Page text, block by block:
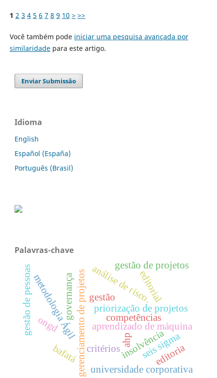
1 2 3 4 5 6 7 8 9 10 > >>
Você também pode iniciar uma pesquisa avançada por
similaridadepara este artigo.
Enviar Submissão
Idioma
English
Español (España)
Português (Brasil)
Palavras-chave
gerenciamento de projetos
metodologia Ágil competências
ahp
priorização de projetos
ongd
bafatá
critérios
universidade corporativa
insolvência
aprendizado de máquina
análise de risco.
seis sigma
gestão de pessoas editorial
editoria
gestão
governança
gestão de projetos